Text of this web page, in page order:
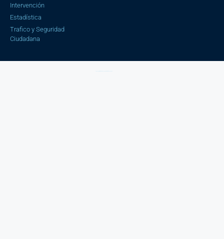
Intervención
Estadística
Trafico y Seguridad
Ciudadana